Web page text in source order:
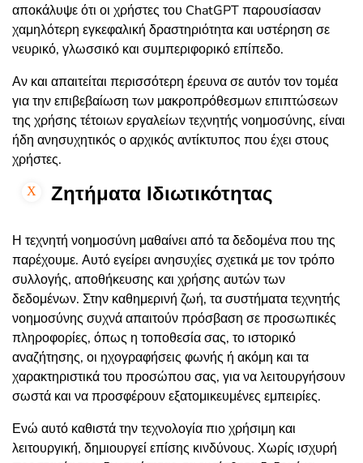
αποκάλυψε ότι οι χρήστες του ChatGPT παρουσίασαν
χαμηλότερη εγκεφαλική δραστηριότητα και υστέρηση σε
νευρικό, γλωσσικό και συμπεριφορικό επίπεδο.
Αν και απαιτείται περισσότερη έρευνα σε αυτόν τον τομέα
για την επιβεβαίωση των μακροπρόθεσμων επιπτώσεων
της χρήσης τέτοιων εργαλείων τεχνητής νοημοσύνης, είναι
ήδη ανησυχητικός ο αρχικός αντίκτυπος που έχει στους
χρήστες.
Ζητήματα Ιδιωτικότητας
Η τεχνητή νοημοσύνη μαθαίνει από τα δεδομένα που της
παρέχουμε. Αυτό εγείρει ανησυχίες σχετικά με τον τρόπο
συλλογής, αποθήκευσης και χρήσης αυτών των
δεδομένων. Στην καθημερινή ζωή, τα συστήματα τεχνητής
νοημοσύνης συχνά απαιτούν πρόσβαση σε προσωπικές
πληροφορίες, όπως η τοποθεσία σας, το ιστορικό
αναζήτησης, οι ηχογραφήσεις φωνής ή ακόμη και τα
χαρακτηριστικά του προσώπου σας, για να λειτουργήσουν
σωστά και να προσφέρουν εξατομικευμένες εμπειρίες.
Ενώ αυτό καθιστά την τεχνολογία πιο χρήσιμη και
λειτουργική, δημιουργεί επίσης κινδύνους. Χωρίς ισχυρή